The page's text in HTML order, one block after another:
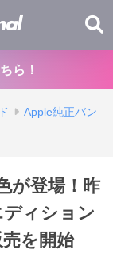
ら！
Apple純正バン
が登場！昨
ィション
を開始